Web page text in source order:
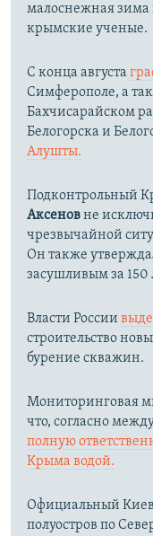
малоснежная зима
крымские ученые.
С конца августа
Симферополе, а
Бахчисарайском
Белогорска и
Алушты.
Подконтрольный
Аксеновне
чрезвычайной
Он также
засушливым за
Власти России
строительство
бурение скважин.
Мониторинговая
что, согласно
полную
Крыма водой.
Официальный Киев
полуостров по